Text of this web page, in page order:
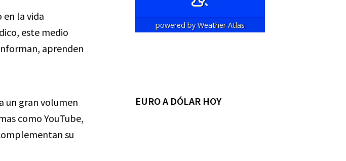
en la vida
este medio
aprenden
un gran volumen
como YouTube,
su
powered byWeather Atlas
EURO A DÓLAR HOY